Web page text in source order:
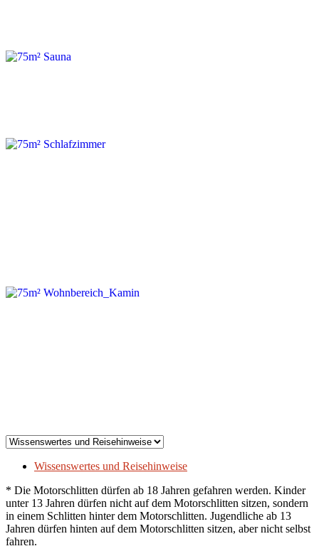
Wissenswertes und Reisehinweise
* Die Motorschlitten dürfen ab 18 Jahren gefahren werden. Kinder
unter 13 Jahren dürfen nicht auf dem Motorschlitten sitzen, sondern
in einem Schlitten hinter dem Motorschlitten. Jugendliche ab 13
Jahren dürfen hinten auf dem Motorschlitten sitzen, aber nicht selbst
fahren.